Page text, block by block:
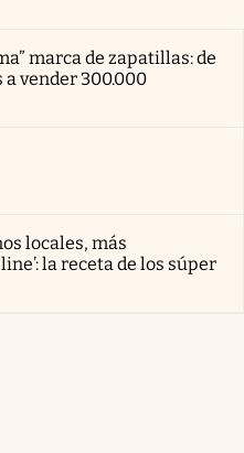
marca de zapatillas: de
vender 300.000
locales, más
la receta de los súper